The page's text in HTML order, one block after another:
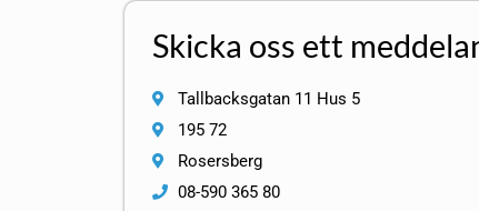
Skicka oss ett
Tallbacksgatan 11 Hus 5
195 72
Rosersberg
08-590 365 80